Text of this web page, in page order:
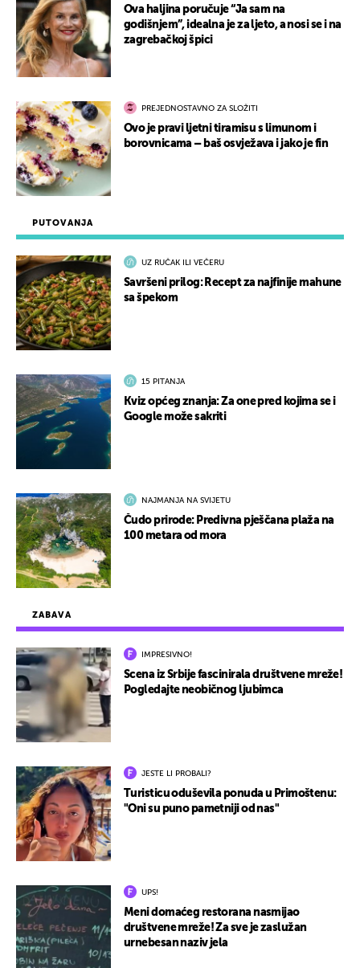
ZABAVA
IMPRESIVNO!
Scena iz Srbije fascinirala društvene mreže!
Pogledajte neobičnog ljubimca
JESTE LI PROBALI?
Turisticu oduševila ponuda u Primoštenu:
"Oni su puno pametniji od nas"
UPS!
Meni domaćeg restorana nasmijao
društvene mreže! Za sve je zaslužan
urnebesan naziv jela
PUTOVANJA
UZ RUČAK ILI VEČERU
Savršeni prilog: Recept za najfinije mahune
sa špekom
15 PITANJA
Kviz općeg znanja: Za one pred kojima se i
Google može sakriti
NAJMANJA NA SVIJETU
Čudo prirode: Predivna pješčana plaža na
100 metara od mora
Ova haljina poručuje “Ja sam na
godišnjem”, idealna je za ljeto, a nosi se i na
zagrebačkoj špici
PREJEDNOSTAVNO ZA SLOŽITI
Ovo je pravi ljetni tiramisu s limunom i
borovnicama – baš osvježava i jako je fin